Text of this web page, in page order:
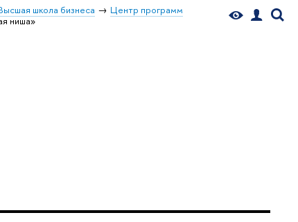
школа бизнеса
Центр программ
ниша»